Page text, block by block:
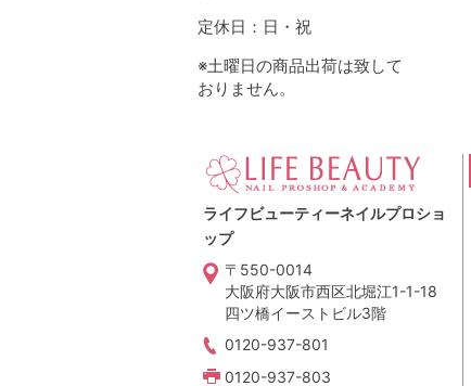
定休日：日・祝
※土曜日の商品出荷は致して
おりません。
ライフビューティーネイルプロショ
ップ
〒550-0014
大阪府大阪市西区北堀江1-1-18
四ツ橋イーストビル3階
0120-937-801
0120-937-803